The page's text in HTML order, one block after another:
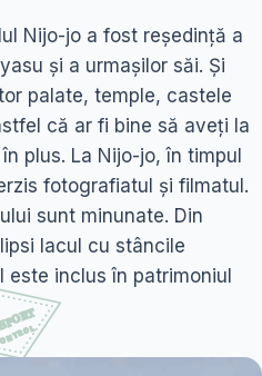
Nijo-jo a fost reședință a
și a urmașilor săi. Și
palate, temple, castele
că ar fi bine să aveți la
plus. La Nijo-jo, în timpul
fotografiatul și filmatul.
sunt minunate. Din
lacul cu stâncile
este inclus în patrimoniul